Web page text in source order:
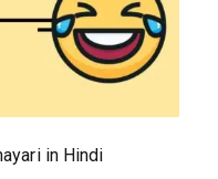
in Hindi